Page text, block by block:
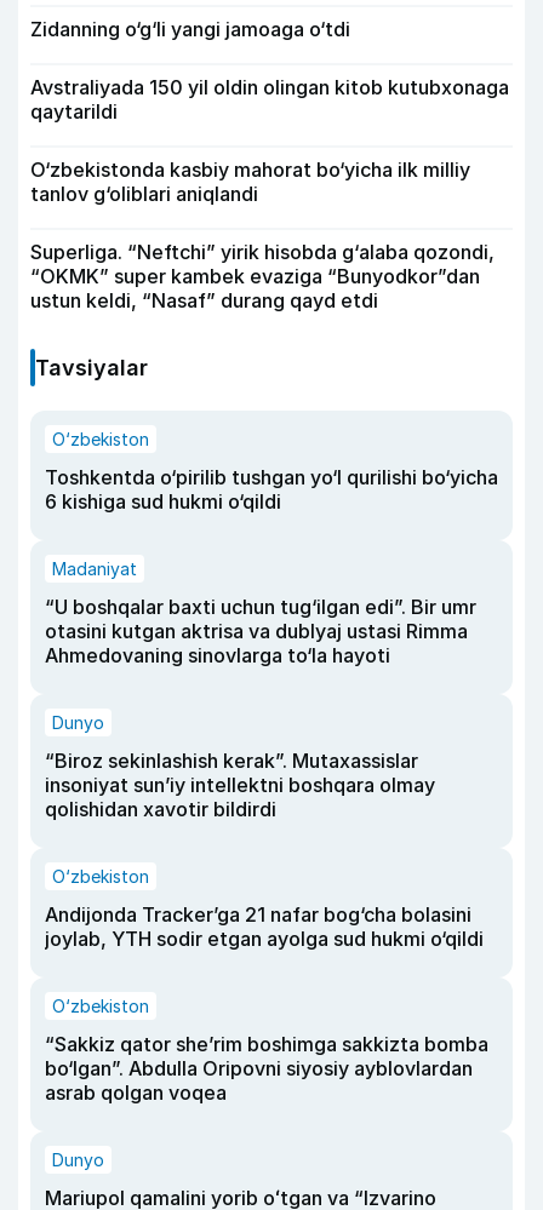
Zidanning o‘g‘li yangi jamoaga o‘tdi
Avstraliyada 150 yil oldin olingan kitob kutubxonaga
qaytarildi
O‘zbekistonda kasbiy mahorat bo‘yicha ilk milliy
tanlov g‘oliblari aniqlandi
Superliga. “Neftchi” yirik hisobda g‘alaba qozondi,
“OKMK” super kambek evaziga “Bunyodkor”dan
ustun keldi, “Nasaf” durang qayd etdi
Tavsiyalar
O‘zbekiston
Toshkentda o‘pirilib tushgan yo‘l qurilishi bo‘yicha
6 kishiga sud hukmi o‘qildi
Madaniyat
“U boshqalar baxti uchun tug‘ilgan edi”. Bir umr
otasini kutgan aktrisa va dublyaj ustasi Rimma
Ahmedovaning sinovlarga to‘la hayoti
Dunyo
“Biroz sekinlashish kerak”. Mutaxassislar
insoniyat sun’iy intellektni boshqara olmay
qolishidan xavotir bildirdi
O‘zbekiston
Andijonda Tracker’ga 21 nafar bog‘cha bolasini
joylab, YTH sodir etgan ayolga sud hukmi o‘qildi
O‘zbekiston
“Sakkiz qator she’rim boshimga sakkizta bomba
bo‘lgan”. Abdulla Oripovni siyosiy ayblovlardan
asrab qolgan voqea
Dunyo
Mariupol qamalini yorib oʻtgan va “Izvarino